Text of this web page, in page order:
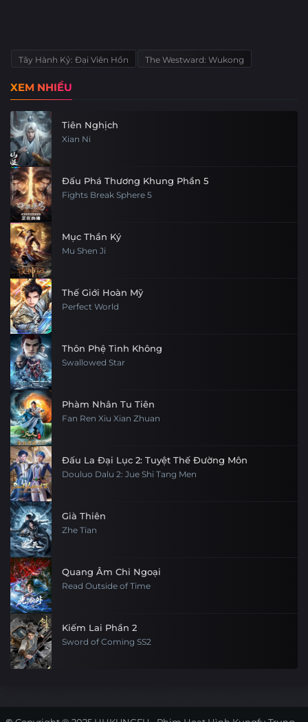
Tây Hành Kỷ: Đại Viên Hồn The Westward: Wukong
XEM NHIỀU
Tiên Nghịch
Xian Ni
Đấu Phá Thương Khung Phần 5
Fights Break Sphere 5
Mục Thần Ký
Mu Shen Ji
Thế Giới Hoàn Mỹ
Perfect World
Thôn Phệ Tinh Không
Swallowed Star
Phàm Nhân Tu Tiên
Fan Ren Xiu Xian Zhuan
Đấu La Đại Lục 2: Tuyệt Thế Đường Môn
Douluo Dalu 2: Jue Shi Tang Men
Già Thiên
Zhe Tian
Quang Âm Chi Ngoại
Read Outside of Time
Kiếm Lai Phần 2
Sword of Coming SS2